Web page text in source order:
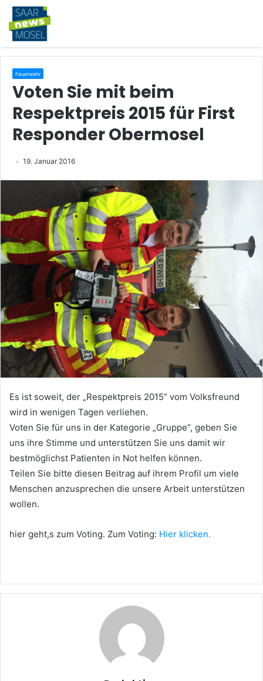
Feuerwehr
Voten Sie mit beim
Respektpreis 2015 für First
Responder Obermosel
19. Januar 2016
Es ist soweit, der „Respektpreis 2015“ vom Volksfreund
wird in wenigen Tagen verliehen.
Voten Sie für uns in der Kategorie „Gruppe“, geben Sie
uns ihre Stimme und unterstützen Sie uns damit wir
bestmöglichst Patienten in Not helfen können.
Teilen Sie bitte diesen Beitrag auf ihrem Profil um viele
Menschen anzusprechen die unsere Arbeit unterstützen
wollen.
hier geht,s zum Voting. Zum Voting: Hier klicken.